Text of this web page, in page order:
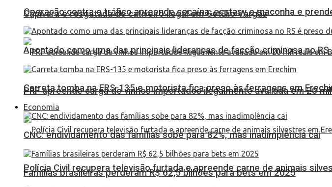
Capivara é resgatada de cativeiro ilegal em Getúlio Vargas
PRF apreende carga de vinhos importados ilegalmente avaliada em 20
Polícia Civil recupera televisão furtada e apreende carne de animais
Operação contra o tráfico apreende cocaína, ecstasy e maconha e
Apontado como uma das principais lideranças de facção criminosa no
Carreta tomba na ERS-135 e motorista fica preso às ferragens em
Economia
CNC: endividamento das famílias sobe para 82%, mas inadimplência cai
Famílias brasileiras perderam R$ 62,5 bilhões para bets em 2025